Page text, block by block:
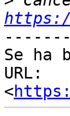
Se ha
URL:
<